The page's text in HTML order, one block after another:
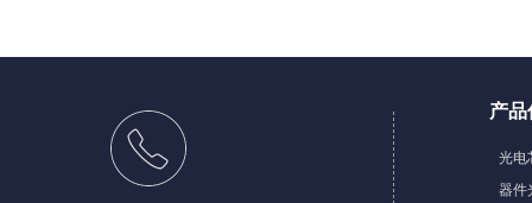
光电
产品
器件